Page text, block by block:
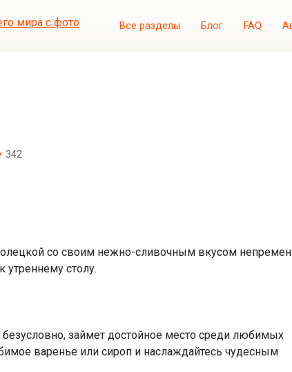
Все разделы Блог FAQ
342
со своим нежно-сливочным вкусом
столу.
займет достойное место среди любимых
варенье или сироп и наслаждайтесь чудесным